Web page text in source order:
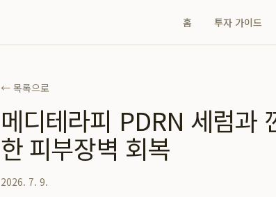
홈 투자 가이드
← 목록으로
메디테라피 PDRN 세럼과
한 피부장벽 회복
2026. 7. 9.